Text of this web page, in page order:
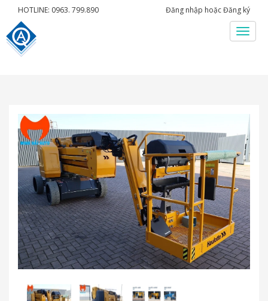
HOTLINE: 0963. 799.890 Đăng nhập hoặcĐăng ký
Menu